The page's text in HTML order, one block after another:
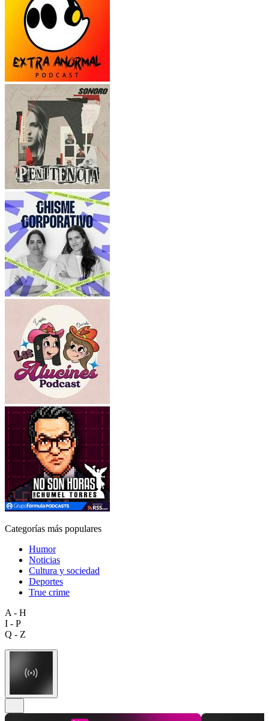
Categorías más populares
Humor
Noticias
Cultura y sociedad
Deportes
True crime
A - H
I - P
Q - Z